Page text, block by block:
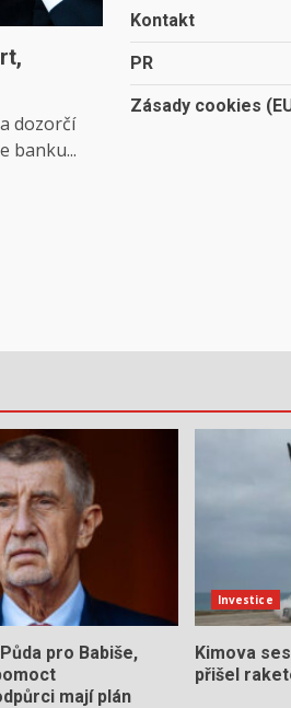
dozorčí
banku...
Kontakt
PR
Zásady cookies
pro Babiše,
mají plán
Investice
Kimova
přišel